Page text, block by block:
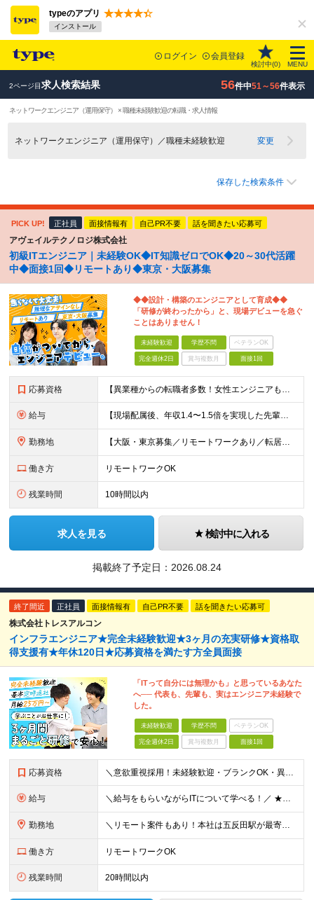
typeのアプリ
インストール
ログイン 会員登録
検討中(0) MENU
2ページ目求人検索結果 56件中51～56件表示
ネットワークエンジニア（運用保守） × 職種未経験歓迎の転職・求人情報
ネットワークエンジニア（運用保守）／職種未経験歓迎 変更
保存した検索条件
PICK UP! 正社員 面接情報有 自己PR不要 話を聞きたい応募可
アヴェイルテクノロジ株式会社
初級ITエンジニア｜未経験OK◆IT知識ゼロでOK◆20～30代活躍
中◆面接1回◆リモートあり◆東京・大阪募集
◆◆設計・構築のエンジニアとして育成◆◆
「研修が終わったから」と、現場デビューを急ぐ
ことはありません！
未経験歓迎 学歴不問 ベテランOK
完全週休2日 賞与複数月 面接1回
応募資格 【異業種からの転職者多数！女性エンジニアも活躍中】 ◆学歴不問 ◆未経験OK ≪こんな方を歓迎しています≫ ◎未経験から成長できる環境で活躍したい方 ◎大学やスクールでIT系のスキルを学んだことのあ
給与 【現場配属後、年収1.4〜1.5倍を実現した先輩も！残業代全額支給】 ◆給与は経験やスキルに応じて決定します ◆年俸制250万円～350万円（1/12を月々支給） ≪年収UPの例≫ ◎飲食業からのキ
勤務地 【大阪・東京募集／リモートワークあり／転居を伴う転勤なし】 東京本社、大阪事務所、または東京23区内・関西（大阪・兵庫）の各クライアント先勤務 ◆入社後、約1年間はクライアント先ではなく 自社内（東
働き方 リモートワークOK
残業時間 10時間以内
求人を見る 検討中に入れる
掲載終了予定日： 2026.08.24
終了間近 正社員 面接情報有 自己PR不要 話を聞きたい応募可
株式会社トレスアルコン
インフラエンジニア★完全未経験歓迎★3ヶ月の充実研修★資格取
得支援有★年休120日★応募資格を満たす方全員面接
「ITって自分には無理かも」と思っているあなた
へ── 代表も、先輩も、実はエンジニア未経験で
した。
未経験歓迎 学歴不問 ベテランOK
完全週休2日 賞与複数月 面接1回
応募資格 ＼意欲重視採用！未経験歓迎・ブランクOK・異業種転職大歓迎／ ◆学歴不問 ◆30歳以下の方（若年層の長期キャリア形成のため） ☆IT・エンジニアの経験は一切不要です！ ＜こんな方をお待ちしておりま
給与 ＼給与をもらいながらITについて学べる！／ ★社員が給与交渉も◎ 年俸制：276万円～ ┗月収23万円～ ※1／12を月々支給いたします ※上記には固定残業代（20時間／31,250円）を含みます
勤務地 ＼リモート案件もあり！本社は五反田駅が最寄り◎／ ★転勤なし 東京23区内を中心に、東京・神奈川・千葉・埼玉のプロジェクト先での勤務をお任せします。 【本社】 東京都品川区東五反田2-4-2 3F
働き方 リモートワークOK
残業時間 20時間以内